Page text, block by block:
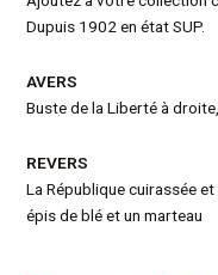
Dupuis 1902 en état SUP.
AVERS
Buste de la Liberté à
REVERS
La République cuirassée
épis de blé et un marteau